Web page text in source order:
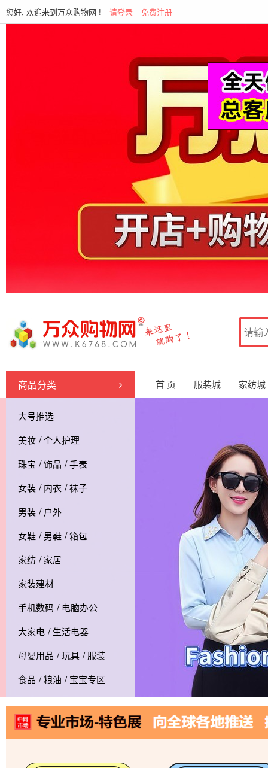
您好, 欢迎来到万众购物网 ! 请登录 免费注册
商品分类
大号推选
美妆 /个人护理
珠宝 /饰品 /手表
女装 / 内衣 /袜子
男装 / 户外
女鞋 / 男鞋 /箱包
家纺 / 家居
家装建材
手机数码 / 电脑办公
大家电 / 生活电器
母婴用品 /玩具 / 服装
食品 /粮油 / 宝宝专区
首 页 服装城 家纺城